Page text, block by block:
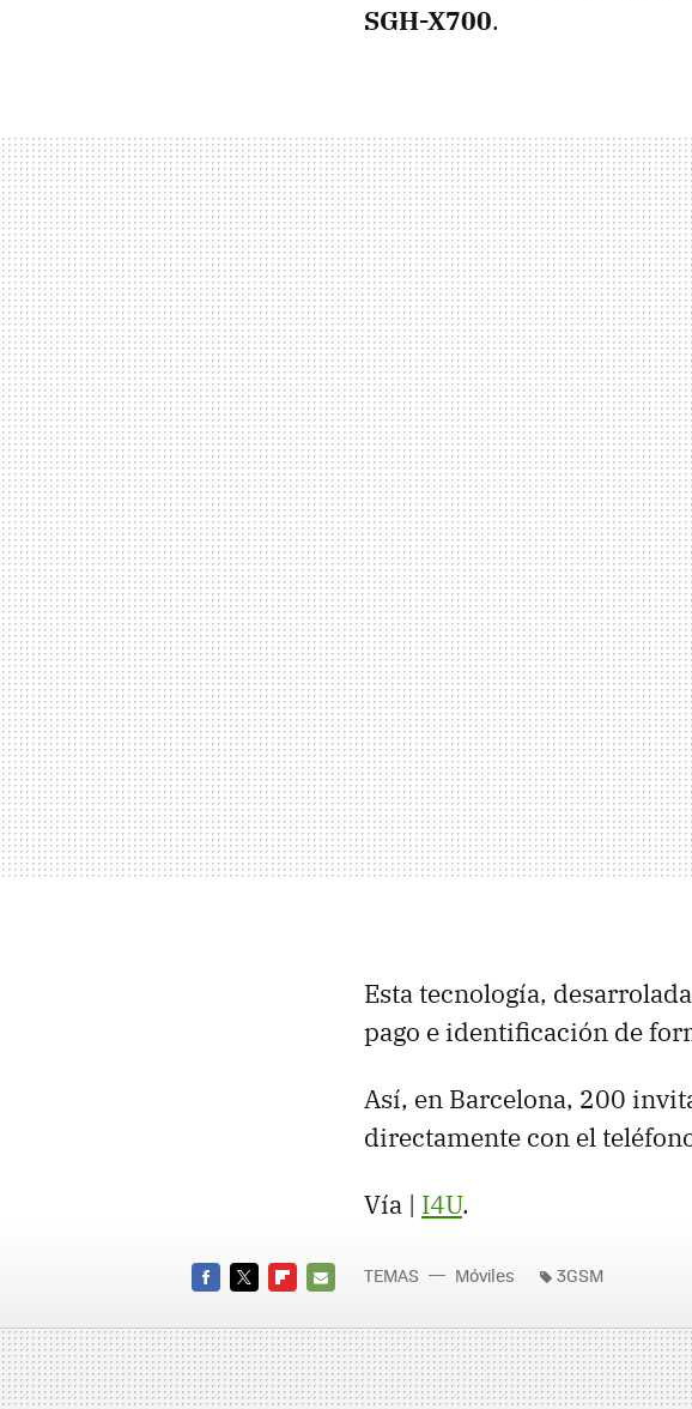
SGH-X700.
Esta tecnología,
pago e identificación de
Así, en Barcelona, 200
directamente con el
Vía | I4U.
MAIL
TEMAS Móviles 3GSM